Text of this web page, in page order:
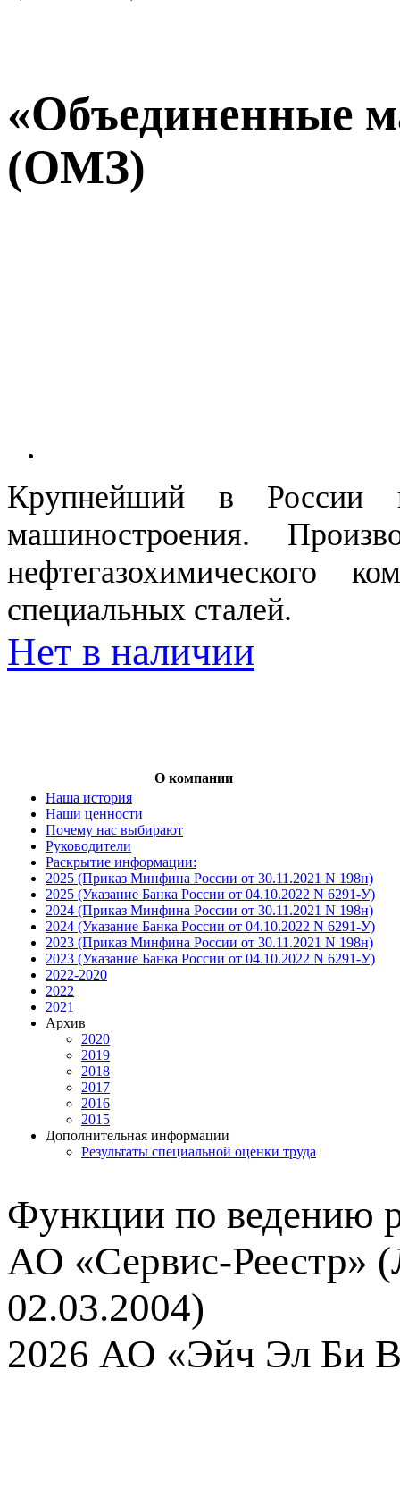
«Объединенные
(ОМЗ)
Крупнейший в России
машиностроения.
нефтегазохимического
специальных сталей.
Нет в наличии
О компании
Наша история
Наши ценности
Почему нас выбирают
Руководители
Раскрытие информации:
2025 (Приказ Минфина России от 30.11.2021 N 198н)
2025 (Указание Банка России от 04.10.2022 N 6291-У)
2024 (Приказ Минфина России от 30.11.2021 N 198н)
2024 (Указание Банка России от 04.10.2022 N 6291-У)
2023 (Приказ Минфина России от 30.11.2021 N 198н)
2023 (Указание Банка России от 04.10.2022 N 6291-У)
2022-2020
2022
2021
Архив
2020
2019
2018
2017
2016
2015
Дополнительная информации
Результаты специальной оценки труда
Функции по ведению
АО «Сервис-Реестр»
02.03.2004)
2026 АО «Эйч Эл Би